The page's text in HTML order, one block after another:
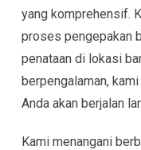
yang komprehensif.
proses pengepakan
penataan di lokasi
berpengalaman,
Anda akan berjalan
Kami menangani